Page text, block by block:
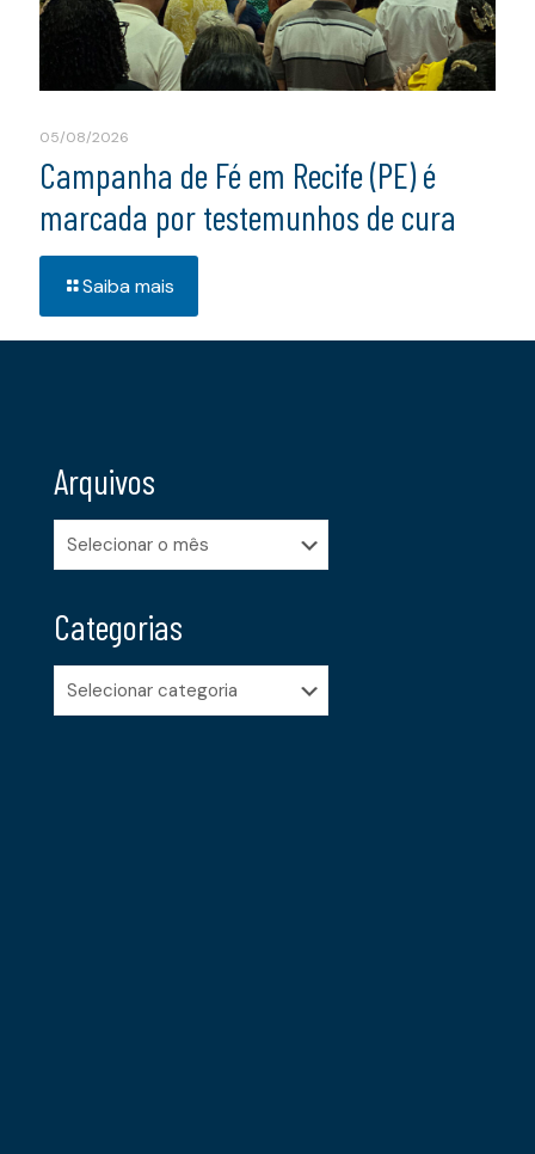
05/08/2026
Campanha de Fé em Recife (PE) é
marcada por testemunhos de cura
Saiba mais
Arquivos
Arquivos
Categorias
Categorias